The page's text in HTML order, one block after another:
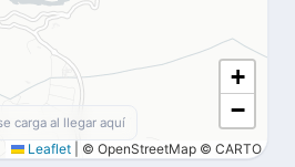
+
−
Leaflet © OpenStreetMap © CARTO
carga al llegar aquí